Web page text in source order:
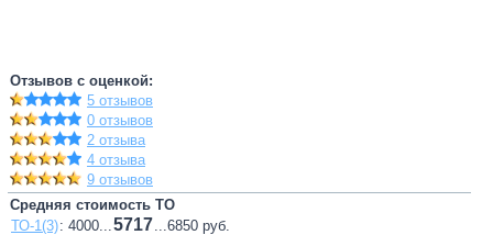
Отзывов с оценкой:
5 отзывов
0 отзывов
2 отзыва
4 отзыва
9 отзывов
Средняя стоимость ТО
ТО-1(3): 4000...5717...6850 руб.